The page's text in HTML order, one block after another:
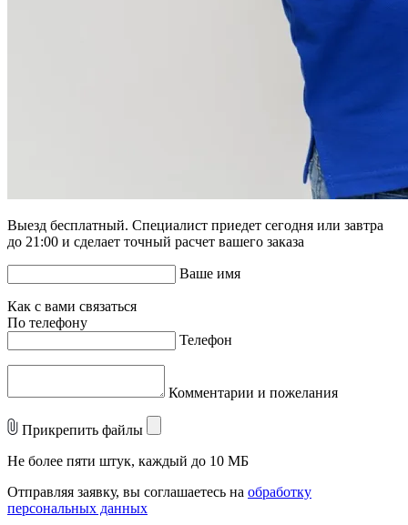
Выезд бесплатный. Специалист приедет сегодня или завтра
до 21:00 и сделает точный расчет вашего заказа
Ваше имя
Как с вами связаться
По телефону
Телефон
Комментарии и пожелания
Прикрепить файлы
Не более пяти штук, каждый до 10 МБ
Отправляя заявку, вы соглашаетесь на обработку
персональных данных